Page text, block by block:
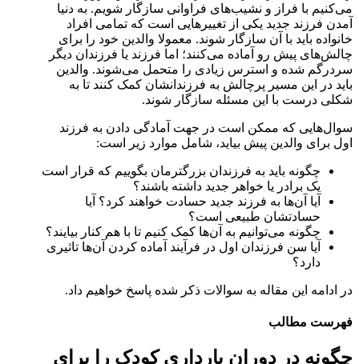
می‌کنیم با فراز و نشیب‌های فراوانی سازگار شویم. به دنیا
آمدن فرزند جدید یکی از تغییرهایی است که تمامی افراد
خانواده باید با آن سازگار شوند. معمولا والدین خود را برای
چالش‌های پیش رو آماده می‌کنند؛ اما فرزند یا فرزندان دیگر
سردرگم شده و استرس زیادی را متحمل می‌شوند. والدین
باید در این مسیر پرچالش به فرزندانشان کمک کنند تا به
شکلی درست با این مسئله سازگار شوند.
سوال‌هایی که ممکن است در جهت آمادگی دادن به فرزند
اول برای والدین پیش بیاید، شامل موارد زیر است:
چگونه باید به فرزندان بزرگترمان بگوییم که قرار است
یک برادر یا خواهر جدید داشته باشند؟
آیا آن‌ها به فرزند جدید حسادت خواهند کرد؟ آیا
حسادتشان طبیعی است؟
چگونه می‌توانیم به آن‌ها کمک کنیم تا با هم کنار بیایند؟
آیا سن فرزندان اول در فرآیند آماده کردن آن‌ها تاثیری
دارد؟
در ادامه این مقاله به سوالات ذکر شده پاسخ خواهیم داد.
فهرست مطالب
چگونه در دوران بارداری کودک را برای